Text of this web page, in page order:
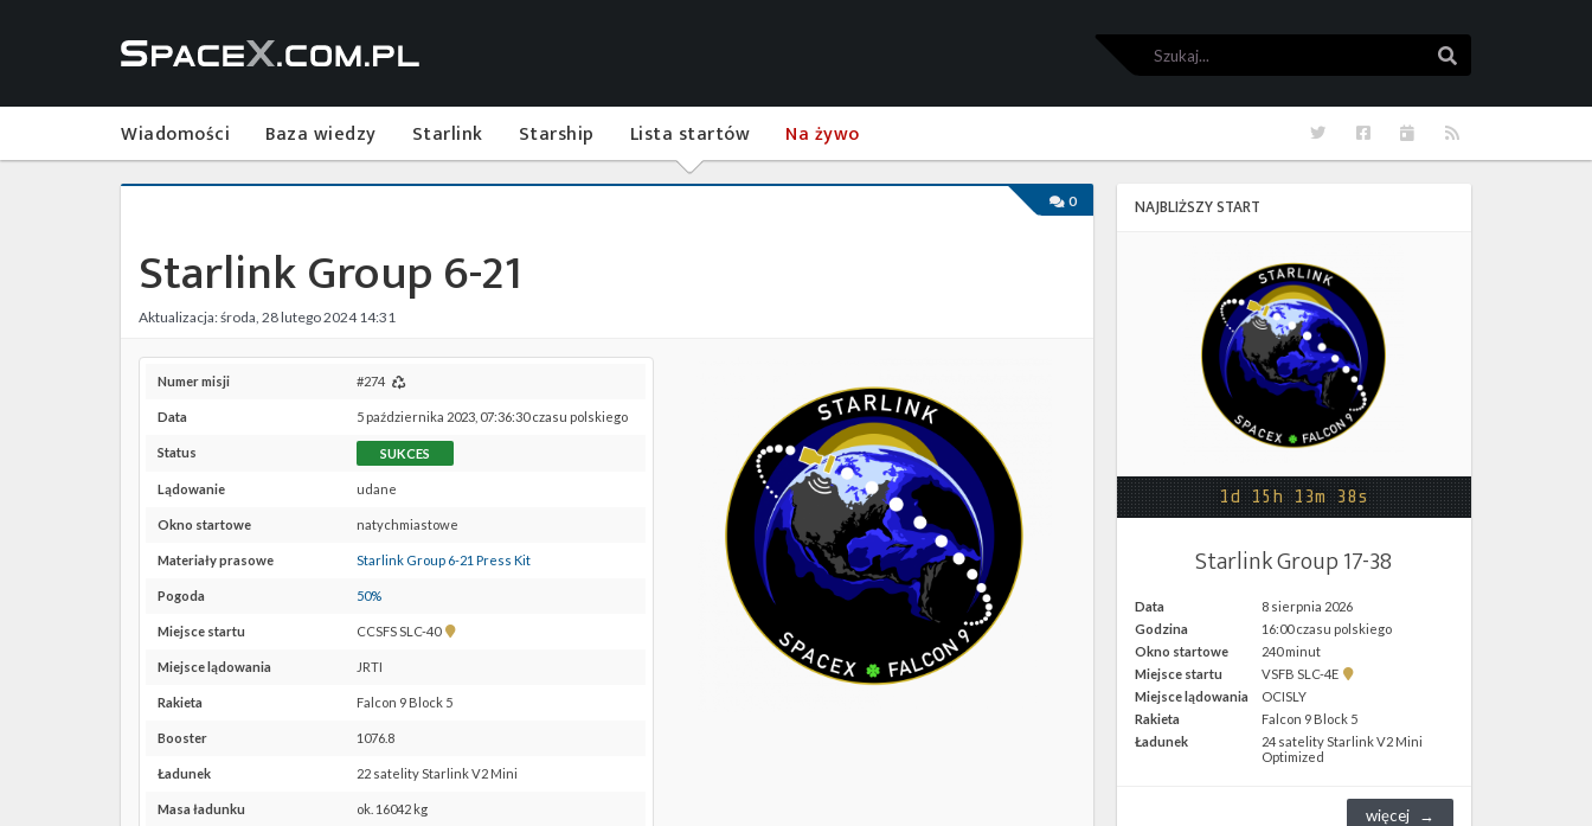
Szukaj
Wiadomości Baza wiedzy Starlink Starship Lista startów Na żywo RSS
Kalendarze
Facebook
Twitter
0
Starlink Group 6-21
Aktualizacja: środa, 28 lutego 2024 14:31
Numer misji #274
Data 5 października 2023, 07:36:30 czasu polskiego
Status SUKCES
Lądowanie udane
Okno startowe natychmiastowe
Materiały prasowe Starlink Group 6-21 Press Kit
Pogoda 50%
Miejsce startu CCSFS SLC-40
Pokaż
Maps
Miejsce lądowania JRTI
Rakieta Falcon 9 Block 5
Booster 1076.8
Ładunek 22 satelity Starlink V2 Mini
Masa ładunku ok. 16042 kg
NAJBLIŻSZY START
1d 15h 13m 38s
Starlink Group 17-38
Data
8 sierpnia 2026
Godzina
16:00 czasu polskiego
Okno startowe
240 minut
Miejsce startu
VSFB SLC-4E
Pokaż
SLC-
4E w
Google
Miejsce lądowania
OCISLY
Rakieta
Falcon 9 Block 5
Ładunek
24 satelity Starlink V2 Mini
Optimized
więcej